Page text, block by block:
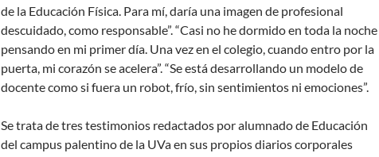
de la Educación Física. Para mí, daría una imagen de profesional
descuidado, como responsable”. “Casi no he dormido en toda la noche
pensando en mi primer día. Una vez en el colegio, cuando entro por la
puerta, mi corazón se acelera”. “Se está desarrollando un modelo de
docente como si fuera un robot, frío, sin sentimientos ni emociones”.
Se trata de tres testimonios redactados por alumnado de Educación
del campus palentino de la UVa en sus propios diarios corporales